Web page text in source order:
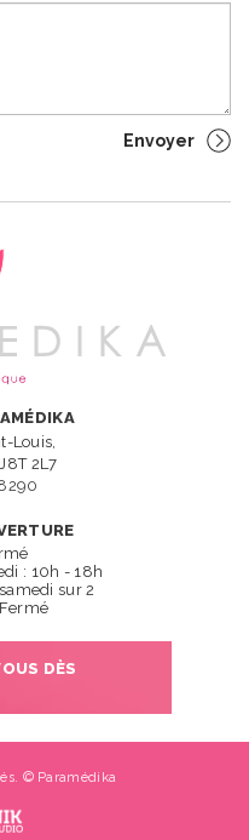
Louis,
2L7
: 10h - 18h
sur 2
DÈS
© Paramédika